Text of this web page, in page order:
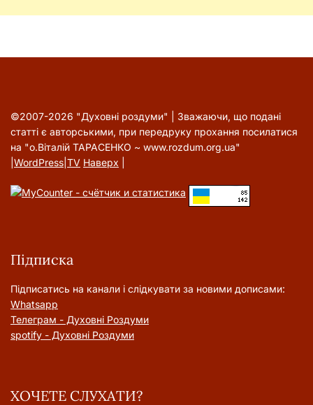
©2007-2026 "Духовні роздуми" | Зважаючи, що подані
статті є авторськими, при передруку прохання посилатися
на "о.Віталій ТАРАСЕНКО ~ www.rozdum.org.ua"
WordPress TV Наверх
Підписка
Підписатись на канали і слідкувати за новими дописами:
Whatsapp
Телеграм - Духовні Роздуми
spotify - Духовні Роздуми
ХОЧЕТЕ СЛУХАТИ?